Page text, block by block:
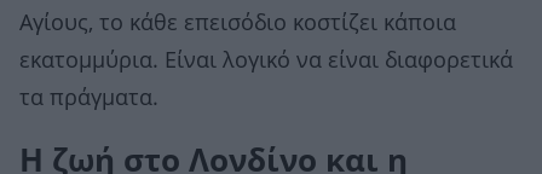
Αγίους, το κάθε επεισόδιο κοστίζει κάποια
εκατομμύρια. Είναι λογικό να είναι διαφορετικά
τα πράγματα.
Η ζωή στο Λονδίνο και η